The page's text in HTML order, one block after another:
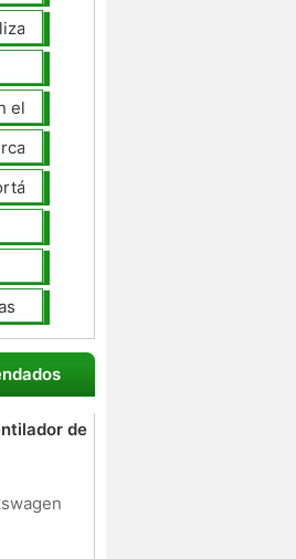
Auto
el tablero
de accesorios del interior
de